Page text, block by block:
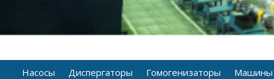
Насосы Диспергаторы Гомогенизаторы
Машины